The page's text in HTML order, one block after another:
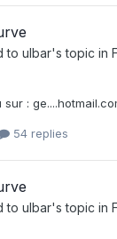
to ulbar's topic in
:
54 replies
to ulbar's topic in